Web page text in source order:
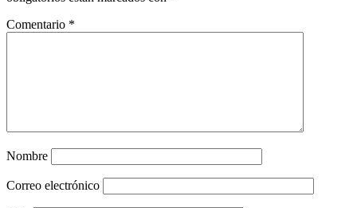
Comentario *
Nombre
Correo electrónico